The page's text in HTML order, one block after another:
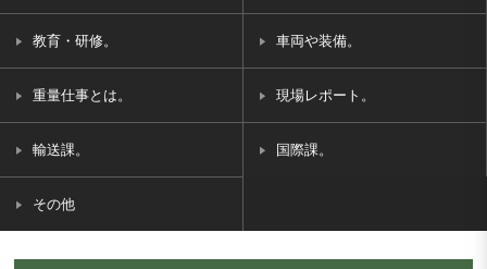
教育・研修。 車両や装備。
重量仕事とは。 現場レポート。
輸送課。 国際課。
その他